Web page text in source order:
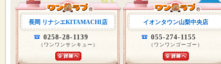
長岡 リナシエKITAMACHI店
0258-28-1139
（ワンワンサンキュー）
イオンタウン山梨中央店
055-274-1155
（ワンワンゴーゴー）